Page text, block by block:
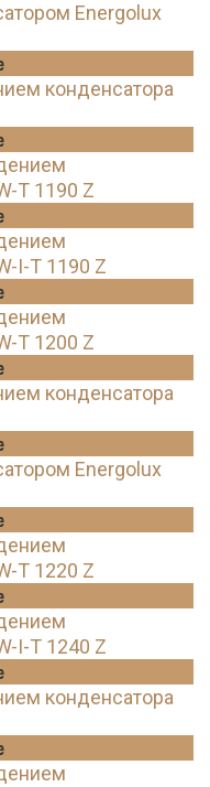
Energolux
конденсатора
T 1190 Z
I-T 1190 Z
T 1200 Z
конденсатора
Energolux
T 1220 Z
I-T 1240 Z
конденсатора